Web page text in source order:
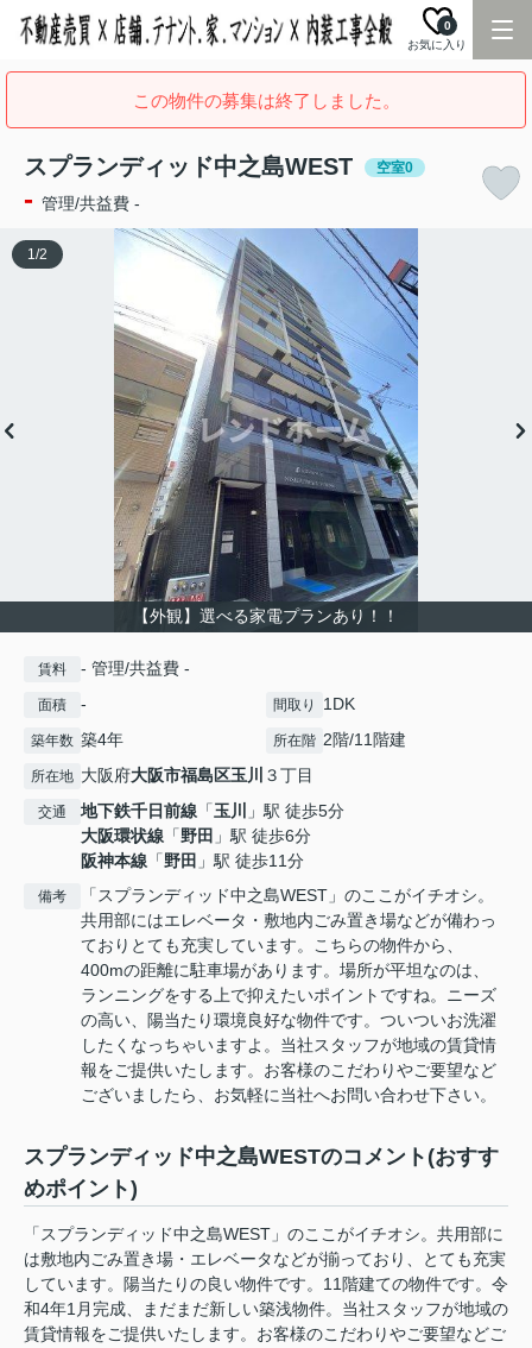
お気に入り
0
この物件の募集は終了しました。
スプランディッド中之島WEST 空室0
- 管理/共益費 -
【外観】選べる家電プランあり！！
1/2
賃料 - 管理/共益費 -
面積 - 間取り 1DK
築年数 築4年 所在階 2階/11階建
所在地 大阪府大阪市福島区玉川 ３丁目
交通 地下鉄千日前線 「玉川
」駅 徒歩5分
大阪環状線 「野田 」駅 徒歩6分
阪神本線 「野田 」駅 徒歩11分
備考
「スプランディッド中之島WEST」のここがイチオシ。
共用部にはエレベータ・敷地内ごみ置き場などが備わっ
ておりとても充実しています。こちらの物件から、
400mの距離に駐車場があります。場所が平坦なのは、
ランニングをする上で抑えたいポイントですね。ニーズ
の高い、陽当たり環境良好な物件です。ついついお洗濯
したくなっちゃいますよ。当社スタッフが地域の賃貸情
報をご提供いたします。お客様のこだわりやご要望など
ございましたら、お気軽に当社へお問い合わせ下さい。
スプランディッド中之島WESTのコメント(おすす
めポイント)
「スプランディッド中之島WEST」のここがイチオシ。共用部に
は敷地内ごみ置き場・エレベータなどが揃っており、とても充実
しています。陽当たりの良い物件です。11階建ての物件です。令
和4年1月完成、まだまだ新しい築浅物件。当社スタッフが地域の
賃貸情報をご提供いたします。お客様のこだわりやご要望などご